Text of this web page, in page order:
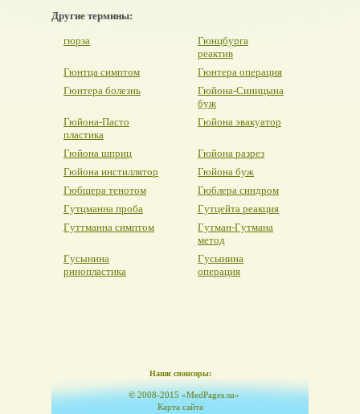
Другие термины:
гюрза
Гюнцбурга
реактив
Гюнтца симптом
Гюнтера операция
Гюнтера болезнь
Гюйона-Синицына
буж
Гюйона-Пасто
пластика
Гюйона эвакуатор
Гюйона шприц
Гюйона разрез
Гюйона инстиллятор
Гюйона буж
Гюбшера тенотом
Гюблера синдром
Гутцманна проба
Гутцейта реакция
Гуттманна симптом
Гутман-Гутмана
метод
Гусынина
ринопластика
Гусынина
операция
Наши спонсоры:
© 2008-2015 «MedPages.su»
Карта сайта